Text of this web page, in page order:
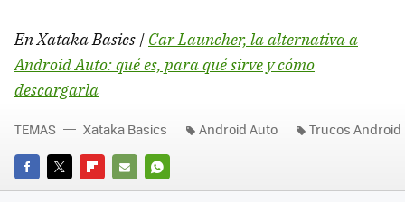
En Xataka Basics | Car Launcher, la alternativa a
Android Auto: qué es, para qué sirve y cómo
descargarla
FACEBOOK
TWITTERFLIPBOARD
E-
WHATSAPP
TEMAS Xataka Basics Android Auto Trucos Android